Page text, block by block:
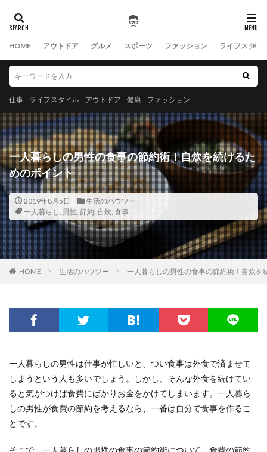
HOME アウトドア グルメ スポーツ ファッション ライフスタイ
仕事 ライフスタイル アウトドア 健康 ファッション
一人暮らしの男性の食事の節約術！自炊を続けるた
めのポイント
2019年8月5日
生活のハウツー
一人暮らし, 男性, 節約, 自炊, 食事
HOME 生活のハウツー 一人暮らしの男性の食事の節約術！自炊を
一人暮らしの男性は仕事が忙しいと、つい食事は外食で済ませて
しまうという人も多いでしょう。しかし、そんな外食を続けてい
ると気がつけば食費にばかりお金をかけてしまいます。一人暮ら
しの男性が食費の節約を考えるなら、一番は自分で食事を作るこ
とです。
そこで、一人暮らしの男性の食事の節約術について、食費の節約